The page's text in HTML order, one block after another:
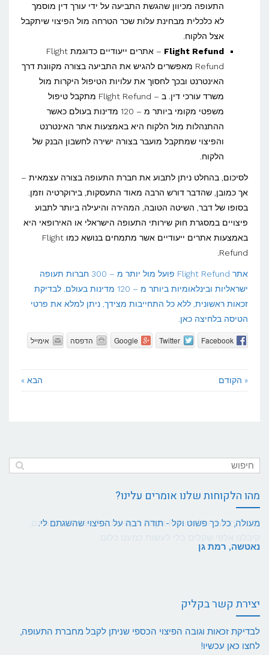
התעופה מכיוון שהגשת התביעה על ידי עורך דין מוסמך
לא כלכלית מבחינת עלות שכר הטרחה מול הפיצוי שיתקבל
אצל הלקוח.
Flight Refund
– אתרים ייעודיים כדוגמת Flight
Refund מאפשרים להגיש את התביעה בצורה מקוונת דרך
האינטרנט ובכך לחסוך את עלויות הטיפול היקרות מול
משרד עורכי דין. ב – Flight Refund מתקבל טיפול
משפטי מקומי ביותר מ – 120 מדינות בעולם כאשר
ההתנהלות מול הלקוח היא באמצעות אתר האינטרנט
והפיצוי שמתקבל מועבר בצורה ישירה לחשבון הבנק של
הלקוח.
לסיכום, בהחלט ניתן לתבוע את חברת התעופה בצורה עצמאית –
אך כמובן, שהדבר דורש הרבה מאוד התעסקות, בירוקרטיה וזמן.
בסופו של דבר, השיטה הטובה, המהירה והיעילה ביותר לתבוע
פיצויים במסגרת חוק שירותי התעופה הישראלי או האירופאי היא
באמצעות אתרים ייעודיים אשר מתמחים בנושא כמו Flight
Refund.
אתר Flight Refund פועל מול יותר מ – 300 חברות תעופה
ישראליות ובינלאומיות ביותר מ – 120 מדינות בעולם. לבדיקת
זכאות ראשונית, ללא כל התחייבות מצידך, ניתן למלא את פרטי
הטיסה בלחיצה כאן.
Facebook
Twitter
Google הדפסה אימייל
« הקודם הבא »
מהו הלקוחות שלנו אומרים עלינו?
מעולה, כל כך פשוט וקל - תודה רבה על הפיצוי שהשגתם לי.
נאטשה, רמת גן
יצירת קשר בקליק
לבדיקת זכאות וגובה הפיצוי הכספי שניתן לקבל מחברת התעופה,
לחצו כאן עכשיו!